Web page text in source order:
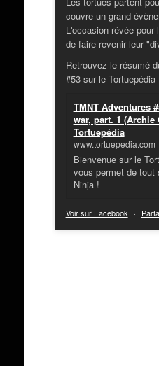
couvre un grand
L'occasion rêvée pour
de faire revenir leur
Retrouvez le résumé
#53 sur le
TMNT Adventures
war, part. 1 (Archie
Tortuepédia
www.tortuepedia.com
Bienvenue sur le
vous permet de tout
Ninja !
Voir sur Facebook ·